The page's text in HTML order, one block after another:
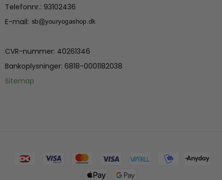
Telefonnr.: 93102436
E-mail:
CVR-nummer: 40261346
Bankoplysninger: 6818-0001182038
Sitemap